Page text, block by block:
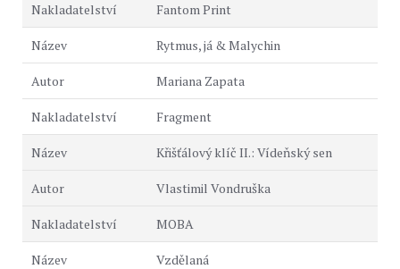
Fantom Print
Rytmus, já & Malychin
Mariana Zapata
Fragment
Křišťálový klíč II.: Vídeňský sen
Vlastimil Vondruška
MOBA
Vzdělaná